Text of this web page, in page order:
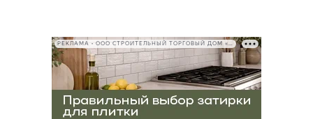
РЕКЛАМА • ООО СТРОИТЕЛЬНЫЙ ТОРГОВЫЙ ДОМ «ПЕТРОВИЧ», ИНН 7802348846